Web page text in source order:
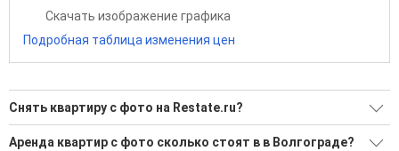
Скачать изображение графика
Подробная таблица изменения цен
Снять квартиру с фото на Restate.ru?
Ищите, как Снять квартиру с фото?
Аренда квартир с фото сколько стоят в в Волгограде?